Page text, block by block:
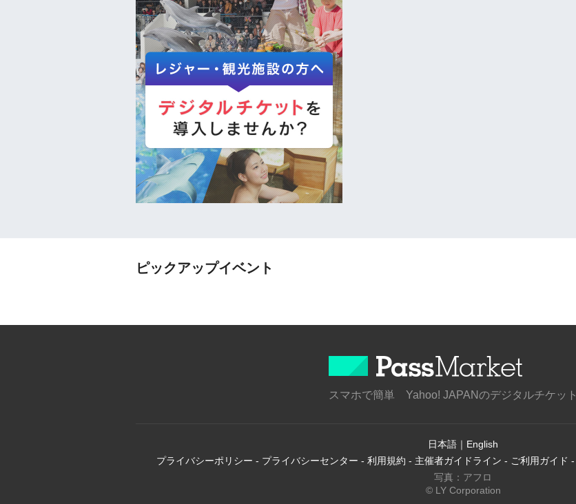
ピックアップイベント
スマホで簡単 Yahoo! JAPANのデジタルチケット
日本語 ｜ English
プライバシーポリシー - プライバシーセンター - 利用規約 - 主催者ガイドライン - ご利用ガイド -
写真：アフロ
© LY Corporation